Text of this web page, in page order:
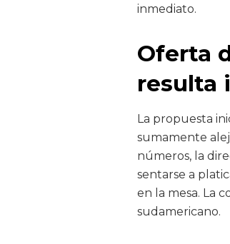
inmediato.
Oferta
resulta
La propuesta
sumamente
números, la
sentarse a
en la mesa. La
sudamericano.